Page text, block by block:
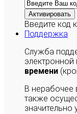
Активировать
Введите код
Поддержка
Служба
времени
В нерабочее
также
значительно